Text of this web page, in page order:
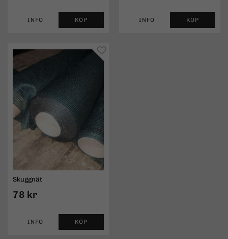
INFO KÖP INFO KÖP
Skuggnät
78 kr
INFO KÖP